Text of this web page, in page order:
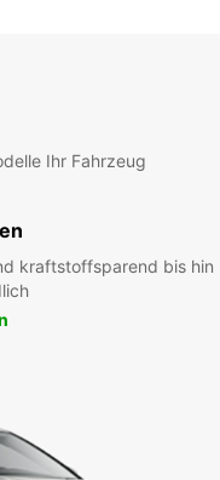
Ihr Fahrzeug
kraftstoffsparend bis hin